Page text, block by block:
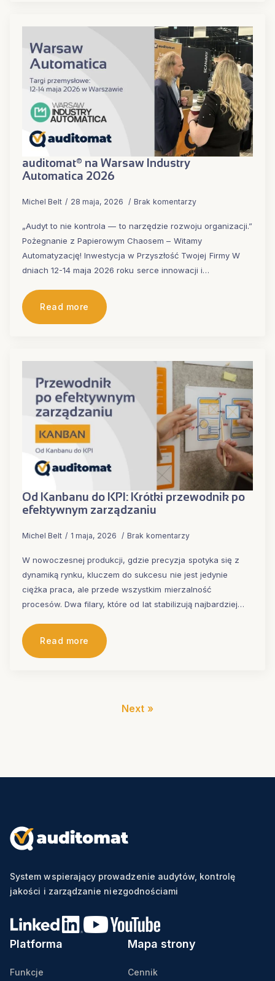
auditomat® na Warsaw Industry
Automatica 2026
Michel Belt 28 maja, 2026 Brak komentarzy
„Audyt to nie kontrola — to narzędzie rozwoju organizacji.”
Pożegnanie z Papierowym Chaosem – Witamy
Automatyzację! Inwestycja w Przyszłość Twojej Firmy W
dniach 12-14 maja 2026 roku serce innowacji i…
Read more
Od Kanbanu do KPI: Krótki przewodnik po
efektywnym zarządzaniu
Michel Belt 1 maja, 2026 Brak komentarzy
W nowoczesnej produkcji, gdzie precyzja spotyka się z
dynamiką rynku, kluczem do sukcesu nie jest jedynie
ciężka praca, ale przede wszystkim mierzalność
procesów. Dwa filary, które od lat stabilizują najbardziej…
Read more
Next »
System wspierający prowadzenie audytów, kontrolę
jakości i zarządzanie niezgodnościami
Platforma
Funkcje
Mapa strony
Cennik